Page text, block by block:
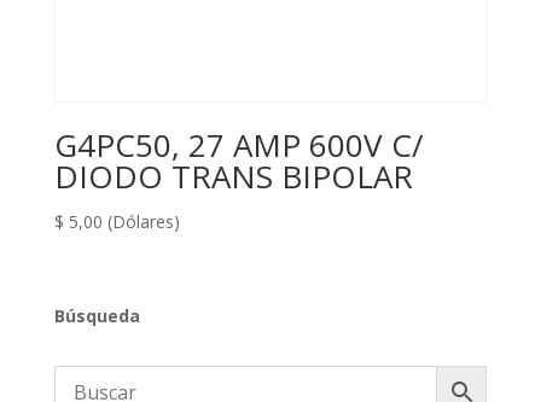
G4PC50, 27 AMP 600V C/
DIODO TRANS BIPOLAR
$ 5,00 (Dólares)
Búsqueda